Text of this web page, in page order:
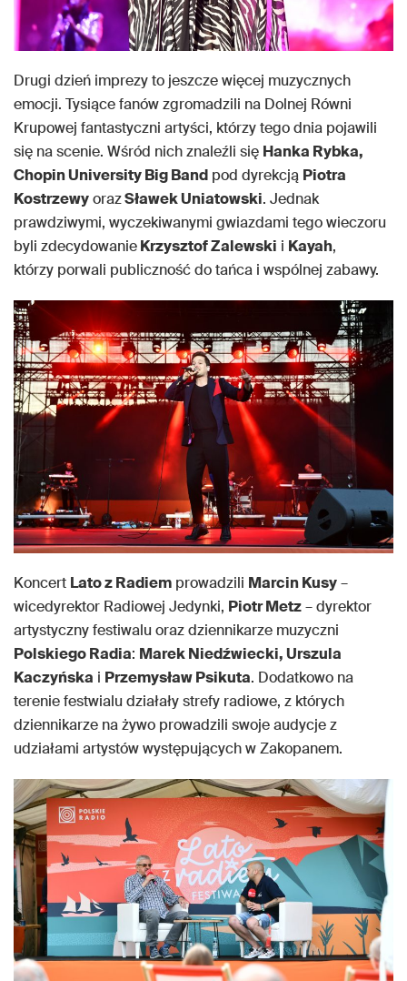
Drugi dzień imprezy to jeszcze więcej muzycznych
emocji. Tysiące fanów zgromadzili na Dolnej Równi
Krupowej fantastyczni artyści, którzy tego dnia pojawili
się na scenie. Wśród nich znaleźli się Hanka Rybka,
Chopin University Big Band pod dyrekcją Piotra
KostrzewyorazSławek Uniatowski. Jednak
prawdziwymi, wyczekiwanymi gwiazdami tego wieczoru
byli zdecydowanieKrzysztof Zalewski i Kayah,
którzy porwali publiczność do tańca i wspólnej zabawy.
Koncert Lato z Radiem prowadzili Marcin Kusy–
wicedyrektor Radiowej Jedynki, Piotr Metz– dyrektor
artystyczny festiwalu oraz dziennikarze muzyczni
Polskiego Radia: Marek Niedźwiecki, Urszula
Kaczyńska i Przemysław Psikuta. Dodatkowo na
terenie festwialu działały strefy radiowe, z których
dziennikarze na żywo prowadzili swoje audycje z
udziałami artystów występujących w Zakopanem.